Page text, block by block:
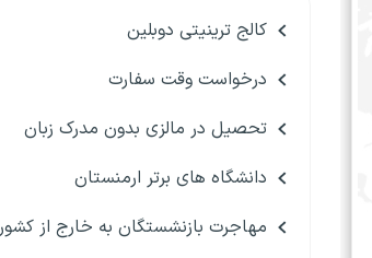
کالج ترینیتی دوبلین
درخواست وقت سفارت
تحصیل در مالزی بدون مدرک زبان
دانشگاه های برتر ارمنستان
مهاجرت بازنشستگان به خارج از کشور